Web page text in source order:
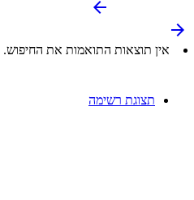
arrow_backward
arrow_forward
אין תוצאות התואמות את החיפוש.
תצוגת רשימה